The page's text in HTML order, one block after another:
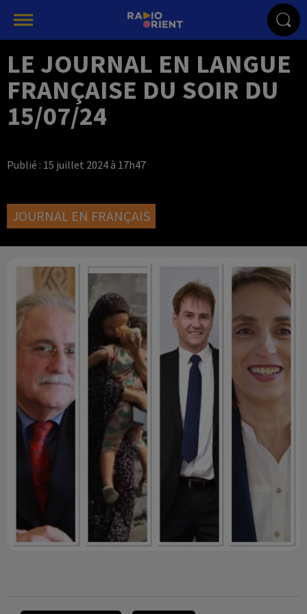
LE JOURNAL EN LANGUE
FRANÇAISE DU SOIR DU
15/07/24
Publié : 15 juillet 2024 à 17h47
JOURNAL EN FRANÇAIS